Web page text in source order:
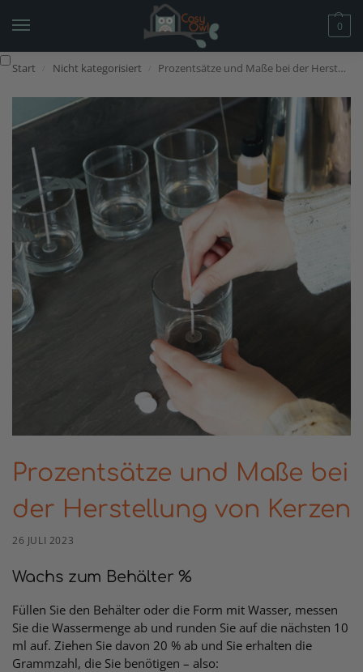
0
Start Nicht kategorisiert Prozentsätze und Maße bei der Herstellung von Kerzen
Prozentsätze und Maße bei
der Herstellung von Kerzen
26 JULI 2023
Wachs zum Behälter %
Füllen Sie den Behälter oder die Form mit Wasser, messen
Sie die Wassermenge ab und runden Sie auf die nächsten 10
ml auf. Ziehen Sie davon 20 % ab und Sie erhalten die
Grammzahl, die Sie benötigen – also: